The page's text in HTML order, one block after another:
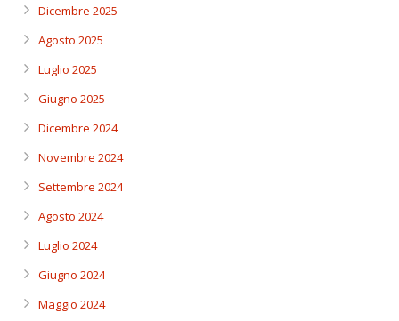
Dicembre 2025
Agosto 2025
Luglio 2025
Giugno 2025
Dicembre 2024
Novembre 2024
Settembre 2024
Agosto 2024
Luglio 2024
Giugno 2024
Maggio 2024